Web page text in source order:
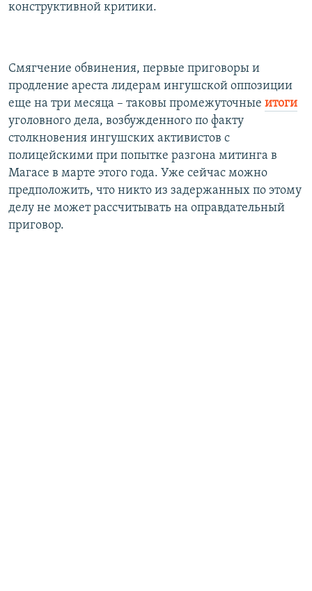
конструктивной критики.
Смягчение обвинения, первые приговоры и
продление ареста лидерам ингушской оппозиции
еще на три месяца – таковы промежуточные итоги
уголовного дела, возбужденного по факту
столкновения ингушских активистов с
полицейскими при попытке разгона митинга в
Магасе в марте этого года. Уже сейчас можно
предположить, что никто из задержанных по этому
делу не может рассчитывать на оправдательный
приговор.